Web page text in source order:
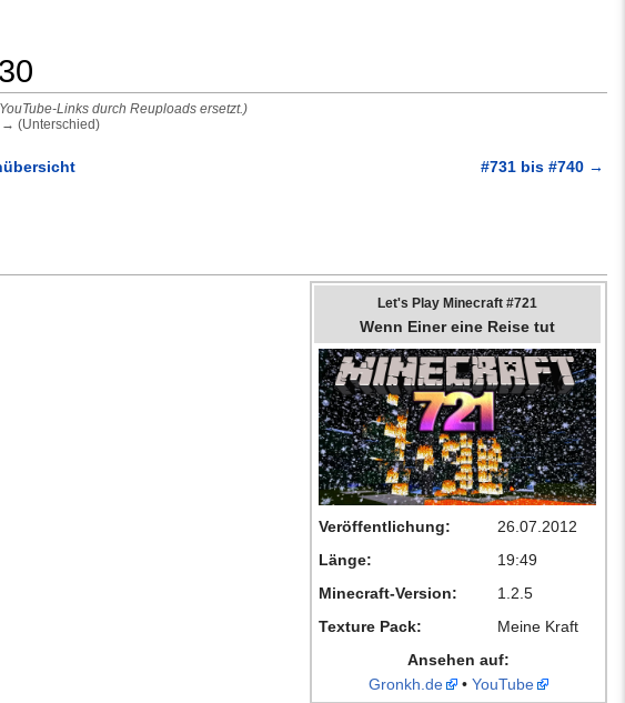
Links durch Reuploads ersetzt.)
→ (Unterschied)
#731 bis #740 →
Let's Play Minecraft #721
Wenn Einer eine Reise tut
Veröffentlichung:
26.07.2012
Länge:
19:49
Minecraft-Version:
1.2.5
Texture Pack:
Meine Kraft
Ansehen auf:
Gronkh.de
• YouTube